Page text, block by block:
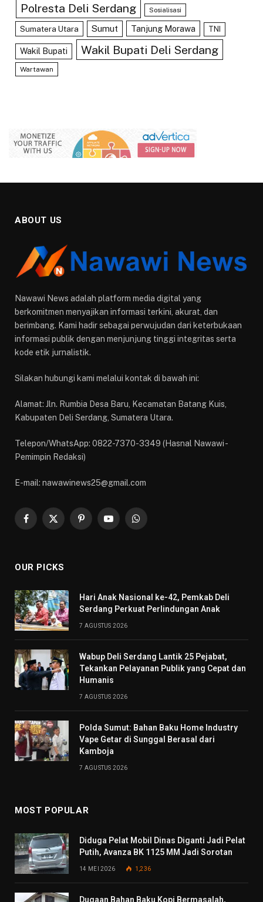
Polresta Deli Serdang Sosialisasi
Sumatera Utara Sumut Tanjung Morawa TNI
Wakil Bupati Wakil Bupati Deli Serdang
Wartawan
ABOUT US
Nawawi News adalah platform media digital yang
berkomitmen menyajikan informasi terkini, akurat, dan
berimbang. Kami hadir sebagai perwujudan dari keterbukaan
informasi publik dengan menjunjung tinggi integritas serta
kode etik jurnalistik.
Silakan hubungi kami melalui kontak di bawah ini:
Alamat: Jln. Rumbia Desa Baru, Kecamatan Batang Kuis,
Kabupaten Deli Serdang, Sumatera Utara.
Telepon/WhatsApp: 0822-7370-3349 (Hasnal Nawawi -
Pemimpin Redaksi)
E-mail: nawawinews25@gmail.com
Facebook
X
PinterestYouTubeWhatsApp
OUR PICKS
Hari Anak Nasional ke-42, Pemkab Deli
Serdang Perkuat Perlindungan Anak
7 AGUSTUS 2026
Wabup Deli Serdang Lantik 25 Pejabat,
Tekankan Pelayanan Publik yang Cepat dan
Humanis
7 AGUSTUS 2026
Polda Sumut: Bahan Baku Home Industry
Vape Getar di Sunggal Berasal dari
Kamboja
7 AGUSTUS 2026
MOST POPULAR
Diduga Pelat Mobil Dinas Diganti Jadi Pelat
Putih, Avanza BK 1125 MM Jadi Sorotan
14 MEI 2026 1,236
Dugaan Bahan Baku Kopi Bermasalah,